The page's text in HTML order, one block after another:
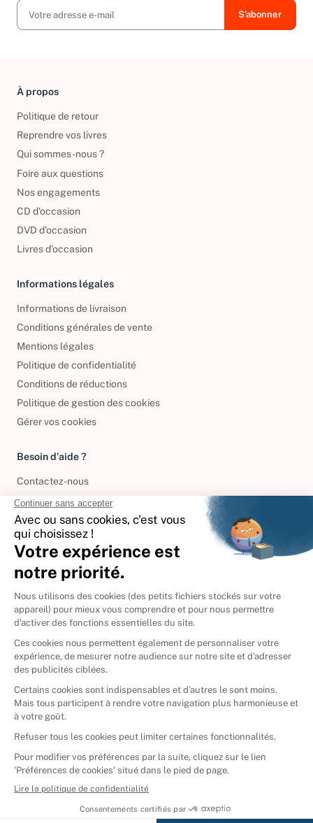
À propos
Politique de retour
Reprendre vos livres
Qui sommes-nous ?
Foire aux questions
Nos engagements
CD d'occasion
DVD d'occasion
Livres d’occasion
Informations légales
Informations de livraison
Conditions générales de vente
Mentions légales
Politique de confidentialité
Conditions de réductions
Politique de gestion des cookies
Gérer vos cookies
Besoin d'aide ?
Contactez-nous
International
🇪🇸Espagne
🇮🇹Italie
Donner vos livres
Ammareal © 2026